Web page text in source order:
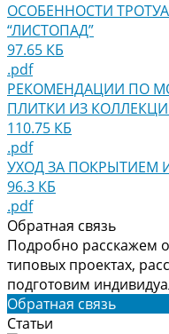
ОСОБЕННОСТИ
“ЛИСТОПАД”
97.65 КБ
.pdf
РЕКОМЕНДАЦИИ ПО
ПЛИТКИ ИЗ
110.75 КБ
.pdf
УХОД ЗА ПОКРЫТИЕМ
96.3 КБ
.pdf
Обратная связь
Подробно расскажем
типовых проектах,
подготовим
Обратная связь
Статьи